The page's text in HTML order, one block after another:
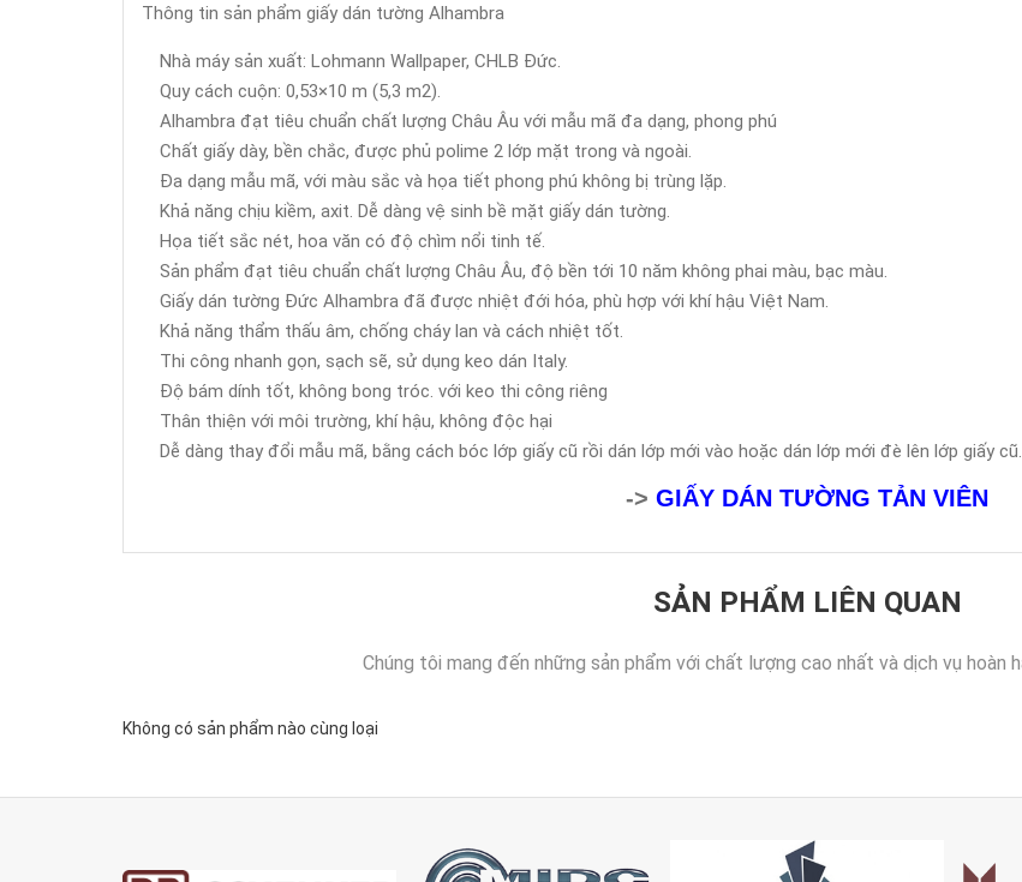
Thông tin sản phẩm giấy dán tường Alhambra
Nhà máy sản xuất: Lohmann Wallpaper, CHLB Đức.
Quy cách cuộn: 0,53×10 m (5,3 m2).
Alhambra đạt tiêu chuẩn chất lượng Châu Âu với mẫu mã đa dạng, phong phú
Chất giấy dày, bền chắc, được phủ polime 2 lớp mặt trong và ngoài.
Đa dạng mẫu mã, với màu sắc và họa tiết phong phú không bị trùng lặp.
Khả năng chịu kiềm, axit. Dễ dàng vệ sinh bề mặt giấy dán tường.
Họa tiết sắc nét, hoa văn có độ chìm nổi tinh tế.
Sản phẩm đạt tiêu chuẩn chất lượng Châu Âu, độ bền tới 10 năm không phai màu, bạc màu.
Giấy dán tường Đức Alhambra đã được nhiệt đới hóa, phù hợp với khí hậu Việt Nam.
Khả năng thẩm thấu âm, chống cháy lan và cách nhiệt tốt.
Thi công nhanh gọn, sạch sẽ, sử dụng keo dán Italy.
Độ bám dính tốt, không bong tróc. với keo thi công riêng
Thân thiện với môi trường, khí hậu, không độc hại
Dễ dàng thay đổi mẫu mã, bằng cách bóc lớp giấy cũ rồi dán lớp mới vào hoặc dán lớp mới đè lên lớp giấy cũ.
-> GIẤY DÁN TƯỜNG TẢN VIÊN
SẢN PHẨM LIÊN QUAN
Chúng tôi mang đến những sản phẩm với chất lượng cao nhất và dịch vụ hoàn
Không có sản phẩm nào cùng loại